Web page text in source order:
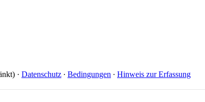
· Datenschutz ∙ Bedingungen ∙ Hinweis zur Erfassung